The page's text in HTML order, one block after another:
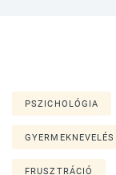
PSZICHOLÓGIA
GYERMEKNEVELÉS
FRUSZTRÁCIÓ